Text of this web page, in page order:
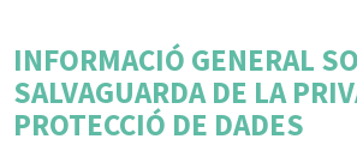
INFORMACIÓ GENERAL
SALVAGUARDA DE LA
PROTECCIÓ DE DADES